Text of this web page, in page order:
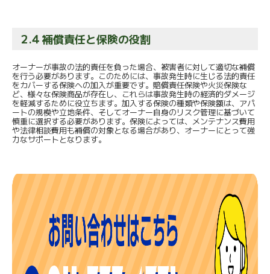
2.4 補償責任と保険の役割
オーナーが事故の法的責任を負った場合、被害者に対して適切な補償
を行う必要があります。このためには、事故発生時に生じる法的責任
をカバーする保険への加入が重要です。賠償責任保険や火災保険な
ど、様々な保険商品が存在し、これらは事故発生時の経済的ダメージ
を軽減するために役立ちます。加入する保険の種類や保険額は、アパ
ートの規模や立地条件、そしてオーナー自身のリスク管理に基づいて
慎重に選択する必要があります。保険によっては、メンテナンス費用
や法律相談費用も補償の対象となる場合があり、オーナーにとって強
力なサポートとなります。